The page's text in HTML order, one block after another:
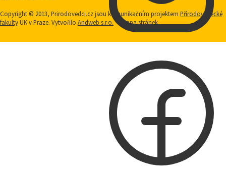
Copyright © 2013, Prirodovedci.cz jsou komunikačním projektem Přírodovědecké
fakultyUK v Praze. Vytvořilo Andweb s.r.o. Mapa stránek